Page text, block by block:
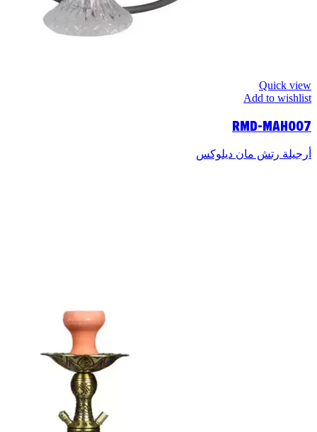
Quick view
Add to wishlist
RMD-MAH007
أرجيلة رتش مان ديلوكس